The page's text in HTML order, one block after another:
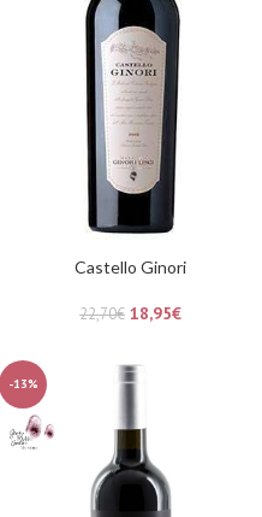
Castello Ginori
22,70€ 18,95€
-13%